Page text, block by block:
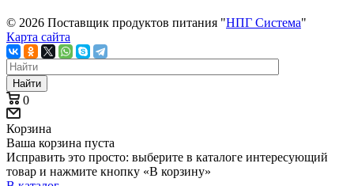
© 2026 Поставщик продуктов питания "НПГ Система"
Карта сайта
Найти
0
Корзина
Ваша корзина пуста
Исправить это просто: выберите в каталоге интересующий
товар и нажмите кнопку «В корзину»